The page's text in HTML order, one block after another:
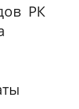
РК